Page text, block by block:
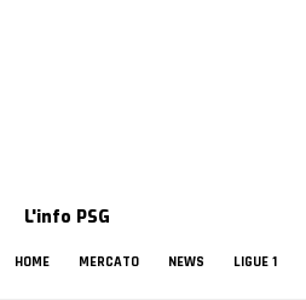
L'info PSG
HOME MERCATO NEWS LIGUE 1